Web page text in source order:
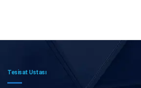
Tesisat Ustası